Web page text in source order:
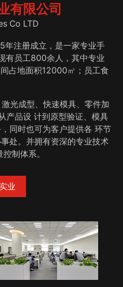
有限公司
Co LTD
年注册成立，是一家专业手
有员工800余人，其中专业
占地面积12000㎡；员工食
光成型、快速模具、零件加
产品设 计到原型验证、模具
同时也可为客户提供各 环节
处。并拥有资深的专业技术
制体系。
业